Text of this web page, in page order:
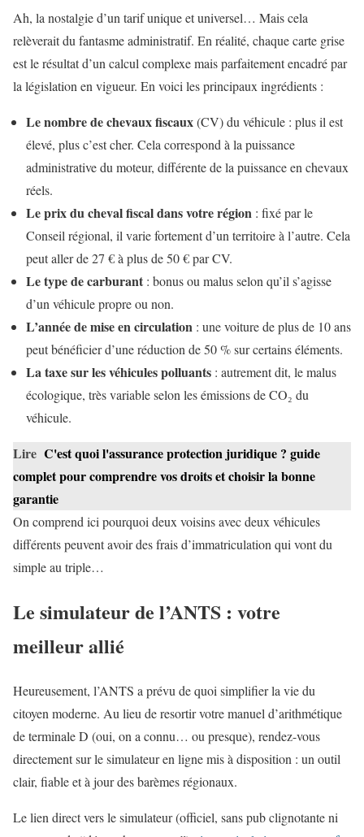
Ah, la nostalgie d’un tarif unique et universel… Mais cela
relèverait du fantasme administratif. En réalité, chaque carte grise
est le résultat d’un calcul complexe mais parfaitement encadré par
la législation en vigueur. En voici les principaux ingrédients :
Le nombre de chevaux fiscaux(CV) du véhicule : plus il est
élevé, plus c’est cher. Cela correspond à la puissance
administrative du moteur, différente de la puissance en chevaux
réels.
Le prix du cheval fiscal dans votre région : fixé par le
Conseil régional, il varie fortement d’un territoire à l’autre. Cela
peut aller de 27 € à plus de 50 € par CV.
Le type de carburant : bonus ou malus selon qu’il s’agisse
d’un véhicule propre ou non.
L’année de mise en circulation : une voiture de plus de 10 ans
peut bénéficier d’une réduction de 50 % sur certains éléments.
La taxe sur les véhicules polluants : autrement dit, le malus
écologique, très variable selon les émissions de CO₂ du
véhicule.
Lire C'est quoi l'assurance protection juridique ? guide
complet pour comprendre vos droits et choisir la bonne
garantie
On comprend ici pourquoi deux voisins avec deux véhicules
différents peuvent avoir des frais d’immatriculation qui vont du
simple au triple…
Le simulateur de l’ANTS : votre
meilleur allié
Heureusement, l’ANTS a prévu de quoi simplifier la vie du
citoyen moderne. Au lieu de resortir votre manuel d’arithmétique
de terminale D (oui, on a connu… ou presque), rendez-vous
directement sur le simulateur en ligne mis à disposition : un outil
clair, fiable et à jour des barèmes régionaux.
Le lien direct vers le simulateur (officiel, sans pub clignotante ni